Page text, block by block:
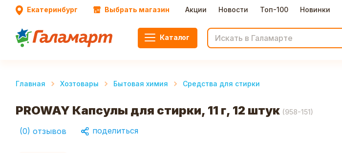
Екатеринбург Выбрать магазин Акции Новости Топ-100 Новинки
Каталог
Главная Хозтовары Бытовая химия Средства для стирки
PROWAY Капсулы для стирки, 11 г, 12 штук (958-151)
(0) отзывов поделиться